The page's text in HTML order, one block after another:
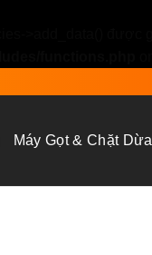
Máy Gọt & Chặt Dừa